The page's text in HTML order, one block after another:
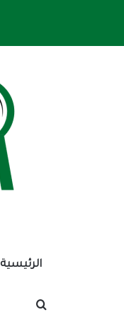
الرئيسية
بحث عن